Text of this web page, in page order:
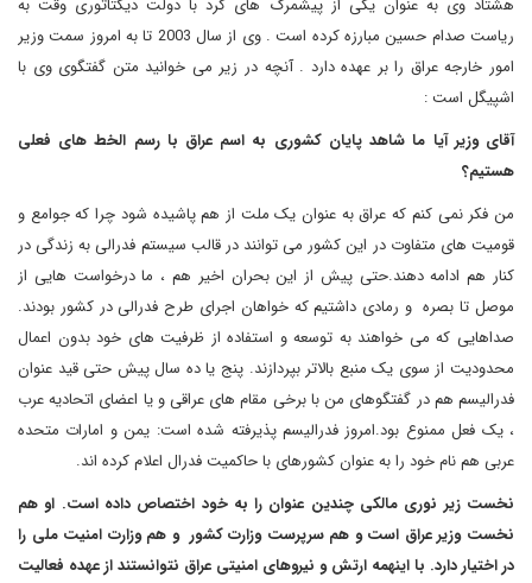
هشتاد وی به عنوان یکی از پیشمرگ های کرد با دولت دیکتاتوری وقت به
ریاست صدام حسین مبارزه کرده است . وی از سال 2003 تا به امروز سمت وزیر
امور خارجه عراق را بر عهده دارد . آنچه در زیر می خوانید متن گفتگوی وی با
اشپیگل است :
آقای وزیر آیا ما شاهد پایان کشوری به اسم عراق با رسم الخط های فعلی
هستیم؟
من فکر نمی کنم که عراق به عنوان یک ملت از هم پاشیده شود چرا که جوامع و
قومیت های متفاوت در این کشور می توانند در قالب سیستم فدرالی به زندگی در
کنار هم ادامه دهند.حتی پیش از این بحران اخیر هم ، ما درخواست هایی از
موصل تا بصره و رمادی داشتیم که خواهان اجرای طرح فدرالی در کشور بودند.
صداهایی که می خواهند به توسعه و استفاده از ظرفیت های خود بدون اعمال
محدودیت از سوی یک منبع بالاتر بپردازند. پنج یا ده سال پیش حتی قید عنوان
فدرالیسم هم در گفتگوهای من با برخی مقام های عراقی و یا اعضای اتحادیه عرب
، یک فعل ممنوع بود.امروز فدرالیسم پذیرفته شده است: یمن و امارات متحده
عربی هم نام خود را به عنوان کشورهای با حاکمیت فدرال اعلام کرده اند.
نخست زیر نوری مالکی چندین عنوان را به خود اختصاص داده است. او هم
نخست وزیر عراق است و هم سرپرست وزارت کشور و هم وزارت امنیت ملی را
در اختیار دارد. با اینهمه ارتش و نیروهای امنیتی عراق نتوانستند از عهده فعالیت